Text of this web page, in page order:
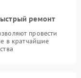
ремонт
провести
в кратчайшие